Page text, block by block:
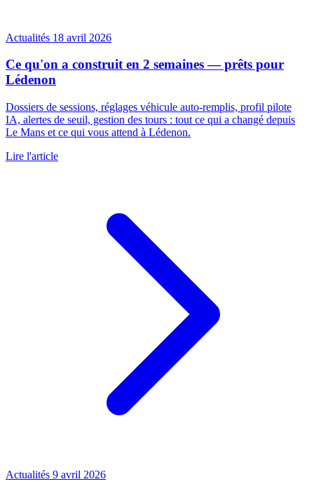
Actualités 18 avril 2026
Ce qu'on a construit en 2 semaines — prêts pour
Lédenon
Dossiers de sessions, réglages véhicule auto-remplis, profil pilote
IA, alertes de seuil, gestion des tours : tout ce qui a changé depuis
Le Mans et ce qui vous attend à Lédenon.
Lire l'article
Actualités 9 avril 2026